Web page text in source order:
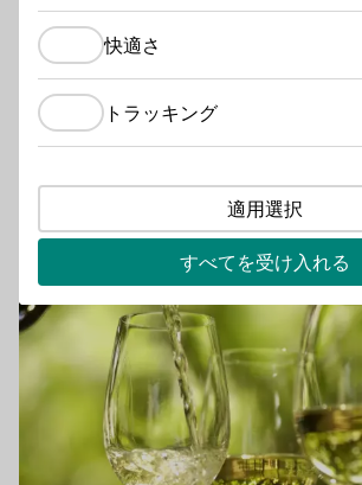
ワイン生産者たちは、より多くのワイ
はない。ブドウは多才であることを証
ン、スパークリングワイン、ジュース
テーブルグレープ、サルタナ、サルタ
れ、これほど幅広いバリエーションで
可能な用途には、ほとんど限りがない。
ティーザー
もっと詳しく
快適さ
トラッキング
適用選択
すべてを受け入れる